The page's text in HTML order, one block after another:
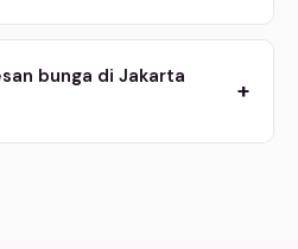
bunga di Jakarta
+